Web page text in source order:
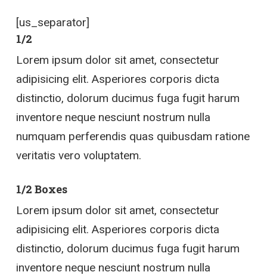
[us_separator]
1/2
Lorem ipsum dolor sit amet, consectetur
adipisicing elit. Asperiores corporis dicta
distinctio, dolorum ducimus fuga fugit harum
inventore neque nesciunt nostrum nulla
numquam perferendis quas quibusdam ratione
veritatis vero voluptatem.
1/2 Boxes
Lorem ipsum dolor sit amet, consectetur
adipisicing elit. Asperiores corporis dicta
distinctio, dolorum ducimus fuga fugit harum
inventore neque nesciunt nostrum nulla